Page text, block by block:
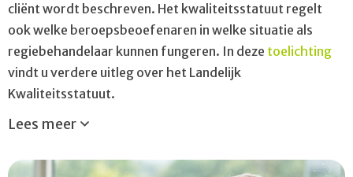
cliënt wordt beschreven. Het kwaliteitsstatuut regelt
ook welke beroepsbeoefenaren in welke situatie als
regiebehandelaar kunnen fungeren. In deze toelichting
vindt u verdere uitleg over het Landelijk
Kwaliteitsstatuut.
Lees meer